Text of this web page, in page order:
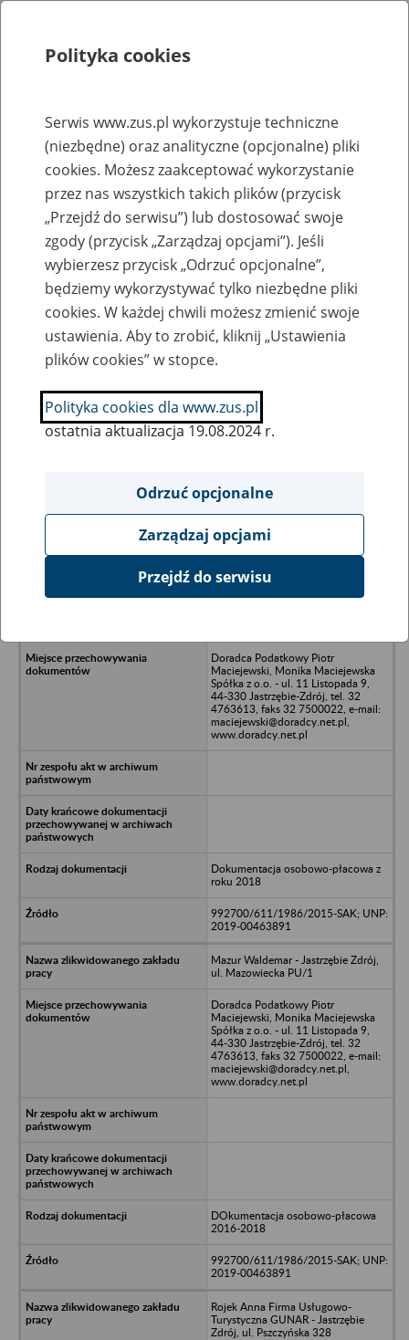
Rejestry, ewidencje i archiwa
Baza zlikwidowanych lub
przekształconych zakładów pracy
Nazwa zakładu pracy:
SZUKAJ
Ukryj wszystkie pozycje bazy
Wojciechowski Tomasz Fitma
Doradca Podatkowy Piotr
Maciejewski, Monika Maciejewska
Spółka z o.o. - ul. 11 Listopada 9,
44-330 Jastrzębie-Zdrój, tel. 32
4763613, faks 32 7500022, e-mail:
maciejewski@doradcy.net.pl,
www.doradcy.net.pl
Dokumentacja osobowo-płacowa z
roku 2018
992700/611/1986/2015-SAK; UNP:
2019-00463891
Mazur Waldemar - Jastrzębie Zdrój,
ul. Mazowiecka PU/1
Doradca Podatkowy Piotr
Maciejewski, Monika Maciejewska
Spółka z o.o. - ul. 11 Listopada 9,
44-330 Jastrzębie-Zdrój, tel. 32
4763613, faks 32 7500022, e-mail:
maciejewski@doradcy.net.pl,
www.doradcy.net.pl
DOkumentacja osobowo-płacowa
2016-2018
992700/611/1986/2015-SAK; UNP:
2019-00463891
Rojek Anna Firma Usługowo-
Turystyczna GUNAR - Jastrzębie
Zdrój, ul. Pszczyńska 328
Polityka cookies
Serwis www.zus.pl wykorzystuje techniczne
(niezbędne) oraz analityczne (opcjonalne) pliki
cookies. Możesz zaakceptować wykorzystanie
przez nas wszystkich takich plików (przycisk
„Przejdź do serwisu”) lub dostosować swoje
zgody (przycisk „Zarządzaj opcjami”). Jeśli
wybierzesz przycisk „Odrzuć opcjonalne”,
będziemy wykorzystywać tylko niezbędne pliki
cookies. W każdej chwili możesz zmienić swoje
ustawienia. Aby to zrobić, kliknij „Ustawienia
plików cookies” w stopce.
Polityka cookies dla www.zus.pl
ostatnia aktualizacja 19.08.2024 r.
Odrzuć opcjonalne
Zarządzaj opcjami
Przejdź do serwisu